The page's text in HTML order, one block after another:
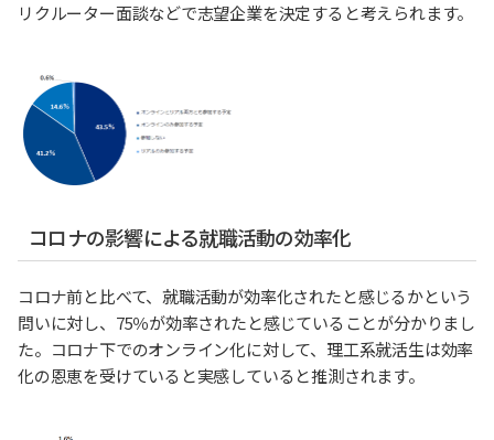
リクルーター面談などで志望企業を決定すると考えられます。
コロナの影響による就職活動の効率化
コロナ前と比べて、就職活動が効率化されたと感じるかという
問いに対し、75％が効率されたと感じていることが分かりまし
た。コロナ下でのオンライン化に対して、理工系就活生は効率
化の恩恵を受けていると実感していると推測されます。